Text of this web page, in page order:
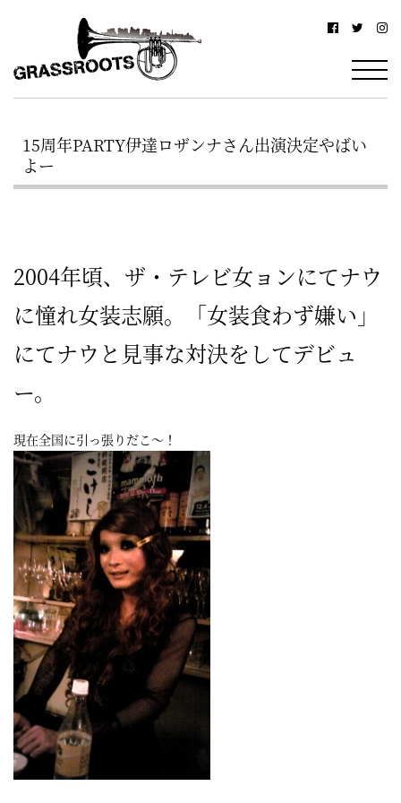
浜
グ
ス
ル
ツ
–
YOKOHAMA
Grassroots
–
駅
北
西
口
か
歩
約
3
分・
鶴
屋
町
に
あ
る
ダ
イ
ニ
ン
グ
バ
ー
15周年PARTY伊達ロザンナさん出演決定やばい
よー
2004年頃、ザ・テレビ女ョンにてナウ
に憧れ女装志願。「女装食わず嫌い」
にてナウと見事な対決をしてデビュ
ー。
現在全国に引っ張りだこ～！